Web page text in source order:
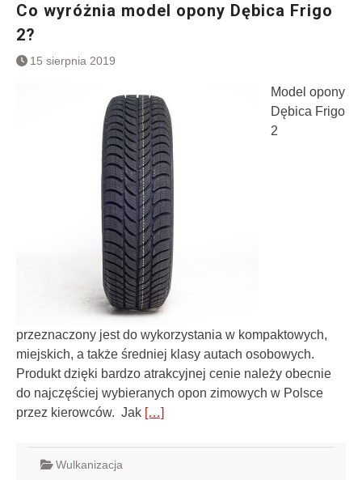
Co wyróżnia model opony Dębica Frigo
2?
15 sierpnia 2019
Model opony
Dębica Frigo
2
przeznaczony jest do wykorzystania w kompaktowych,
miejskich, a także średniej klasy autach osobowych.
Produkt dzięki bardzo atrakcyjnej cenie należy obecnie
do najczęściej wybieranych opon zimowych w Polsce
przez kierowców. Jak […]
Wulkanizacja